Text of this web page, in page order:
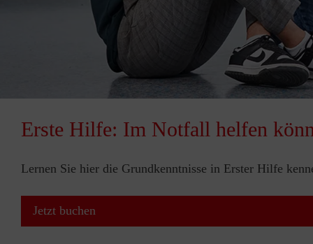
Erste Hilfe: Im Notfall helfen
Lernen Sie hier die Grundkenntnisse in Erster Hilfe
Jetzt buchen